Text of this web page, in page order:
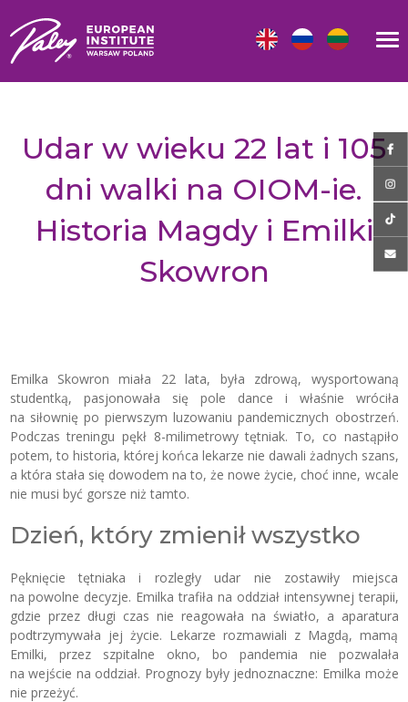
Udar w wieku 22 lat i 105
dni walki na OIOM-ie.
Historia Magdy i Emilki
Skowron
Emilka Skowron miała 22 lata, była zdrową, wysportowaną
studentką, pasjonowała się pole dance i właśnie wróciła
na siłownię po pierwszym luzowaniu pandemicznych obostrzeń.
Podczas treningu pękł 8-milimetrowy tętniak. To, co nastąpiło
potem, to historia, której końca lekarze nie dawali żadnych szans,
a która stała się dowodem na to, że nowe życie, choć inne, wcale
nie musi być gorsze niż tamto.
Dzień, który zmienił wszystko
Pęknięcie tętniaka i rozległy udar nie zostawiły miejsca
na powolne decyzje. Emilka trafiła na oddział intensywnej terapii,
gdzie przez długi czas nie reagowała na światło, a aparatura
podtrzymywała jej życie. Lekarze rozmawiali z Magdą, mamą
Emilki, przez szpitalne okno, bo pandemia nie pozwalała
na wejście na oddział. Prognozy były jednoznaczne: Emilka może
nie przeżyć.